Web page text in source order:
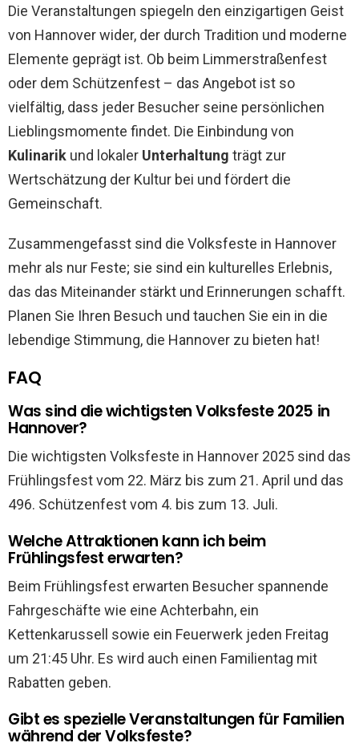
Die Veranstaltungen spiegeln den einzigartigen Geist
von Hannover wider, der durch Tradition und moderne
Elemente geprägt ist. Ob beim Limmerstraßenfest
oder dem Schützenfest – das Angebot ist so
vielfältig, dass jeder Besucher seine persönlichen
Lieblingsmomente findet. Die Einbindung von
Kulinarik und lokaler Unterhaltung trägt zur
Wertschätzung der Kultur bei und fördert die
Gemeinschaft.
Zusammengefasst sind die Volksfeste in Hannover
mehr als nur Feste; sie sind ein kulturelles Erlebnis,
das das Miteinander stärkt und Erinnerungen schafft.
Planen Sie Ihren Besuch und tauchen Sie ein in die
lebendige Stimmung, die Hannover zu bieten hat!
FAQ
Was sind die wichtigsten Volksfeste 2025 in
Hannover?
Die wichtigsten Volksfeste in Hannover 2025 sind das
Frühlingsfest vom 22. März bis zum 21. April und das
496. Schützenfest vom 4. bis zum 13. Juli.
Welche Attraktionen kann ich beim
Frühlingsfest erwarten?
Beim Frühlingsfest erwarten Besucher spannende
Fahrgeschäfte wie eine Achterbahn, ein
Kettenkarussell sowie ein Feuerwerk jeden Freitag
um 21:45 Uhr. Es wird auch einen Familientag mit
Rabatten geben.
Gibt es spezielle Veranstaltungen für Familien
während der Volksfeste?